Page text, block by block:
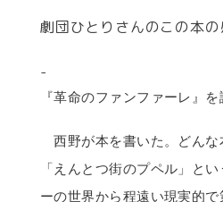
劇団ひとりさんのこの本の
-
『革命のファンファーレ』
西野が本を書いた。どんな
「えんとつ街のプペル」と
ーの世界から程遠い現実的